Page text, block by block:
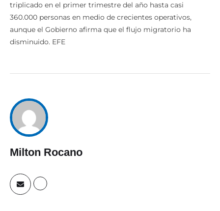
triplicado en el primer trimestre del año hasta casi
360.000 personas en medio de crecientes operativos,
aunque el Gobierno afirma que el flujo migratorio ha
disminuido. EFE
Milton Rocano